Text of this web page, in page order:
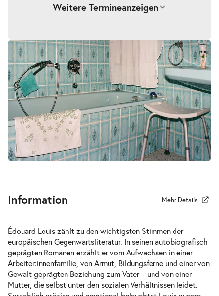
Weitere Termineanzeigen
Anleitung ein anderer zu werden-
Sa.
03.04.2027
Sa. 03.04.2027
19:30 Uhr
Tickets
Anleitung ein anderer zu werden-
Mi.
14.04.2027
Mi. 14.04.2027
Tickets
Anleitung ein anderer zu werden-
Sa.
24.04.2027
Sa. 24.04.2027
19:30 Uhr
Tickets
Information Mehr Details
Édouard Louis zählt zu den wichtigsten Stimmen der
europäischen Gegenwartsliteratur. In seinen autobiografisch
geprägten Romanen erzählt er vom Aufwachsen in einer
Arbeiter:innenfamilie, von Armut, Bildungsferne und einer von
Gewalt geprägten Beziehung zum Vater – und von einer
Mutter, die selbst unter den sozialen Verhältnissen leidet.